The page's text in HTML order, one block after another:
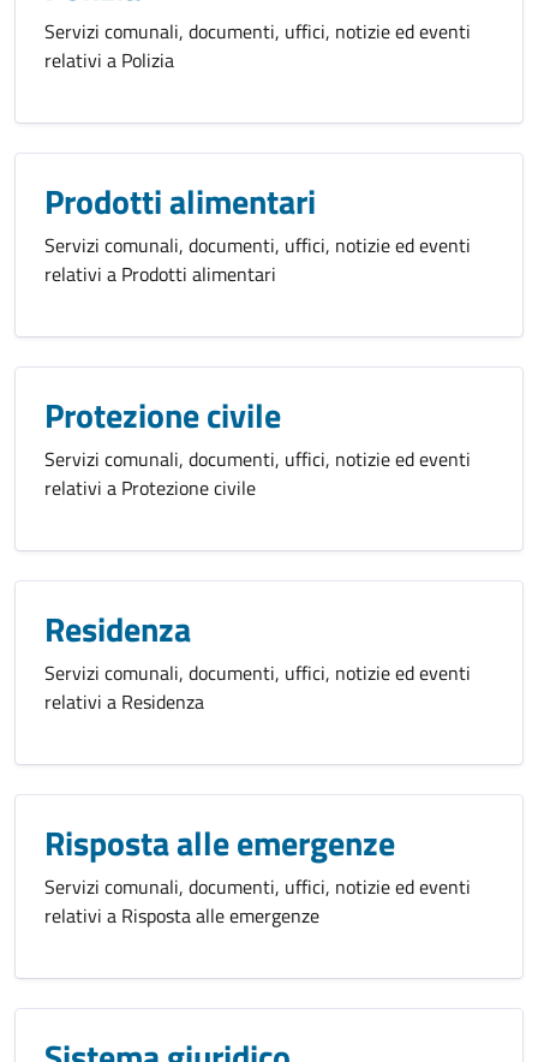
Servizi comunali, documenti, uffici, notizie ed eventi
relativi a Polizia
Prodotti alimentari
Servizi comunali, documenti, uffici, notizie ed eventi
relativi a Prodotti alimentari
Protezione civile
Servizi comunali, documenti, uffici, notizie ed eventi
relativi a Protezione civile
Residenza
Servizi comunali, documenti, uffici, notizie ed eventi
relativi a Residenza
Risposta alle emergenze
Servizi comunali, documenti, uffici, notizie ed eventi
relativi a Risposta alle emergenze